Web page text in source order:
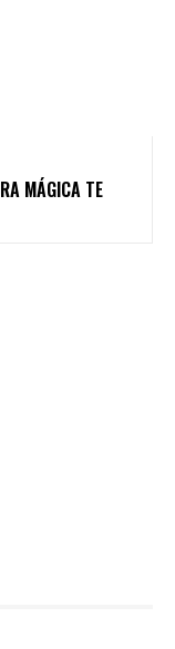
MÁGICA TE